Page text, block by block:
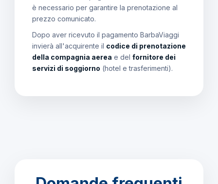
è necessario per garantire la prenotazione al
prezzo comunicato.
Dopo aver ricevuto il pagamento BarbaViaggi
invierà all'acquirente il codice di prenotazione
della compagnia aerea e del fornitore dei
servizi di soggiorno (hotel e trasferimenti).